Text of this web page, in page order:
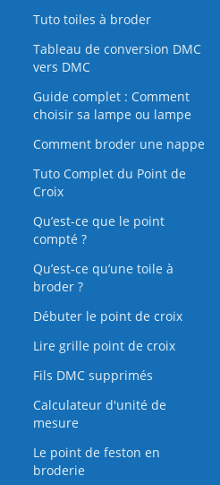
Tuto toiles à broder
Tableau de conversion DMC
vers DMC
Guide complet : Comment
choisir sa lampe ou lampe
Comment broder une nappe
Tuto Complet du Point de
Croix
Qu’est-ce que le point
compté ?
Qu’est‑ce qu’une toile à
broder ?
Débuter le point de croix
Lire grille point de croix
Fils DMC supprimés
Calculateur d'unité de
mesure
Le point de feston en
broderie